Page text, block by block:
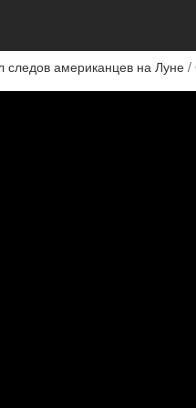
американцев на Луне /